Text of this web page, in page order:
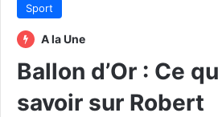
Sport
A la Une
Ballon d’Or : Ce
savoir sur Robert